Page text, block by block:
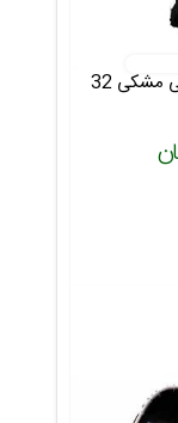
بادکنک عدد هفت فویلی مشکی 32